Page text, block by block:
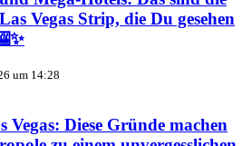
Vegas Strip, die Du gesehen
um 14:28
Vegas: Diese Gründe machen